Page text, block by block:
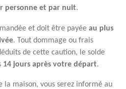
personne et par nuit.
et doit être payée au plus
. Tout dommage ou frais
de cette caution, le solde
14 jours après votre départ.
la maison, vous serez informé au